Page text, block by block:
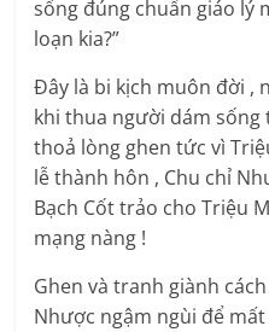
sống đúng chuẩn giáo lý
loạn kia?”
Đây là bi kịch muôn đời ,
khi thua người dám
thoả lòng ghen tức vì
lễ thành hôn , Chu chỉ
Bạch Cốt trảo cho Triệu
mạng nàng !
Ghen và tranh giành
Nhược ngậm ngùi để